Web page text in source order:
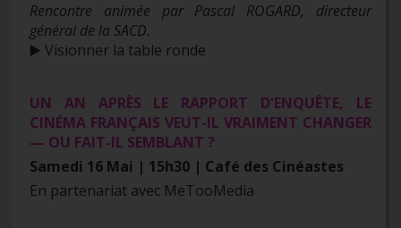
Rencontre animée par Pascal ROGARD, directeur
général de la SACD.
▶️ Visionner la table ronde
UN AN APRÈS LE RAPPORT D'ENQUÊTE, LE
CINÉMA FRANÇAIS VEUT-IL VRAIMENT CHANGER
— OU FAIT-IL SEMBLANT ?
Samedi 16 Mai | 15h30 | Café des Cinéastes
En partenariat avec MeTooMedia